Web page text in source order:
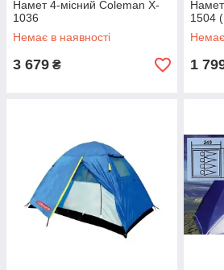
Намет 4-місний Coleman X-
1036
Немає в наявності
3 679 ₴
1504
Немає
1